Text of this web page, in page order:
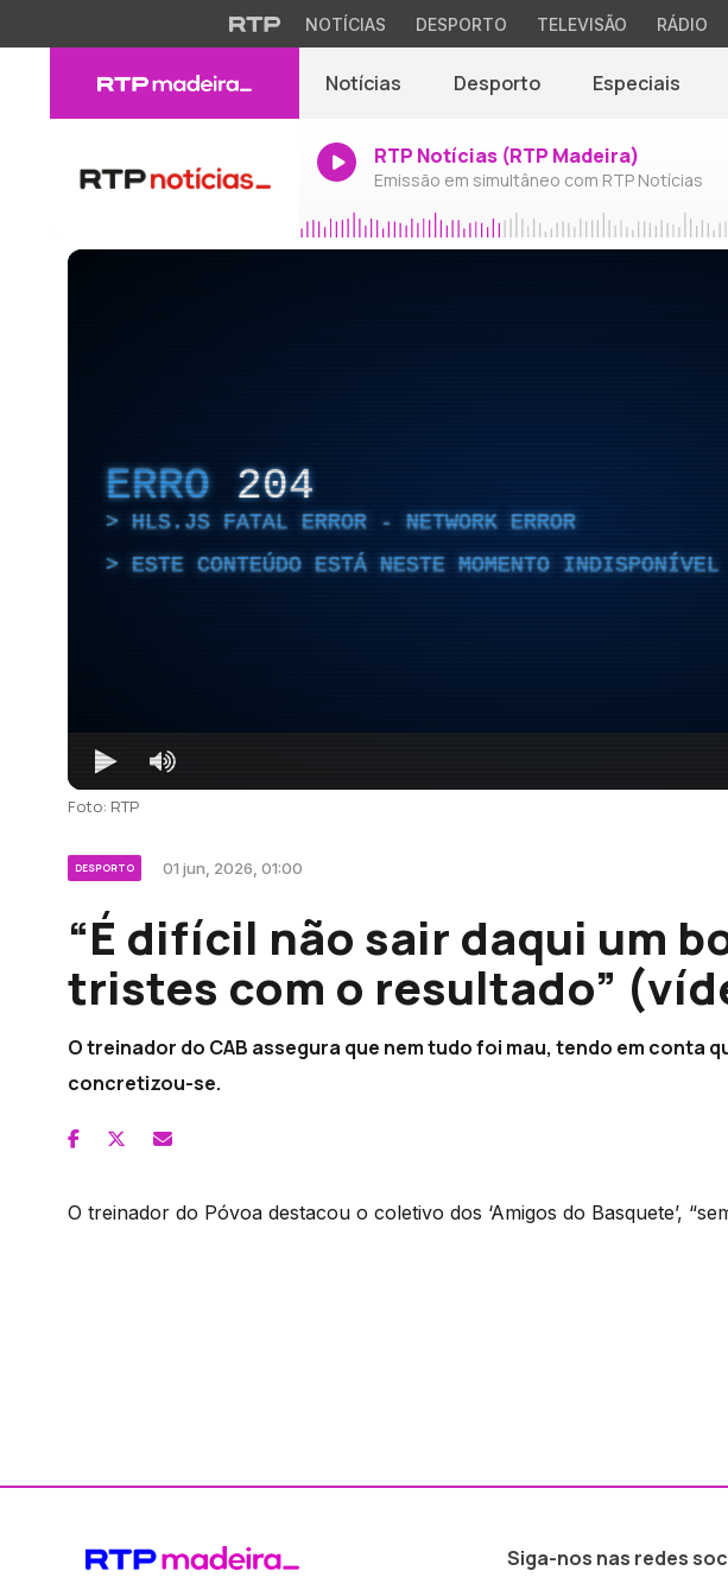
NOTÍCIAS DESPORTO TELEVISÃO RÁDIO
Notícias Desporto Especiais
RTP Notícias (RTP Madeira)
Emissão em simultâneo com RTP Notícias
ERRO 204
HLS.JS FATAL ERROR - NETWORK ERROR
ESTE CONTEÚDO ESTÁ NESTE MOMENTO INDISPONÍVEL
Foto: RTP
DESPORTO 01 jun, 2026, 01:00
“É difícil não sair daqui um
tristes com o resultado”
O treinador do CAB assegura que nem tudo foi mau, tendo em conta
concretizou-se.
O treinador do Póvoa destacou o coletivo dos ‘Amigos do Basquete’,
Siga-nos nas redes